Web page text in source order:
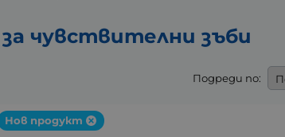
чувствителни зъби
Подреди по:
Нов продукт